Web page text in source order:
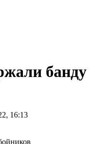
банду
16:13